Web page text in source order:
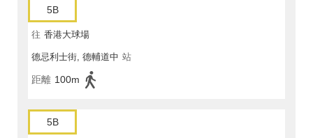
5B
往 香港大球場
德忌利士街, 德輔道中 站
距離 100m
5B